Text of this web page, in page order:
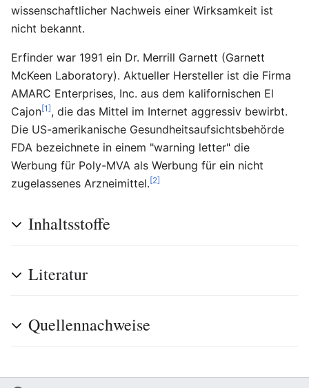
wissenschaftlicher Nachweis einer Wirksamkeit ist
nicht bekannt.
Erfinder war 1991 ein Dr. Merrill Garnett (Garnett
McKeen Laboratory). Aktueller Hersteller ist die Firma
AMARC Enterprises, Inc. aus dem kalifornischen El
Cajon[1], die das Mittel im Internet aggressiv bewirbt.
Die US-amerikanische Gesundheitsaufsichtsbehörde
FDA bezeichnete in einem "warning letter" die
Werbung für Poly-MVA als Werbung für ein nicht
zugelassenes Arzneimittel.[2]
Inhaltsstoffe
Literatur
Quellennachweise